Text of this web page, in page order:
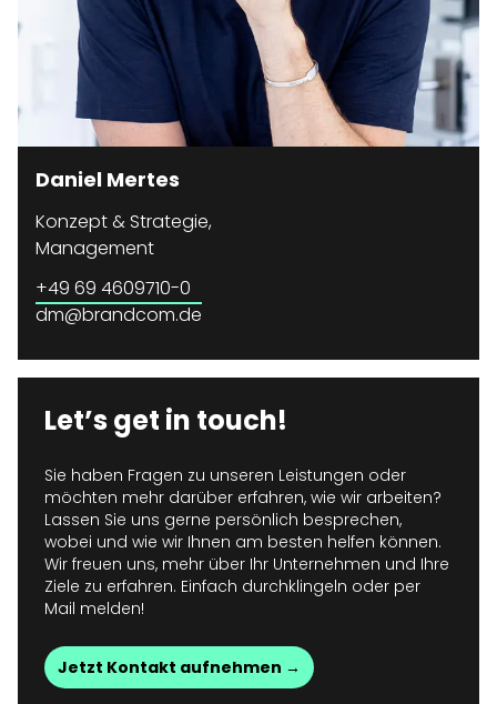
Daniel Mertes
Konzept & Strategie,
Management
+49 69 4609710-0
dm@brandcom.de
Let’s get in touch!
Sie haben Fragen zu unseren Leistungen oder
möchten mehr darüber erfahren, wie wir arbeiten?
Lassen Sie uns gerne persönlich besprechen,
wobei und wie wir Ihnen am besten helfen können.
Wir freuen uns, mehr über Ihr Unternehmen und Ihre
Ziele zu erfahren. Einfach durchklingeln oder per
Mail melden!
Jetzt Kontakt aufnehmen →